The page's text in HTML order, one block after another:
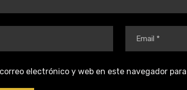
electrónico y web en este navegador